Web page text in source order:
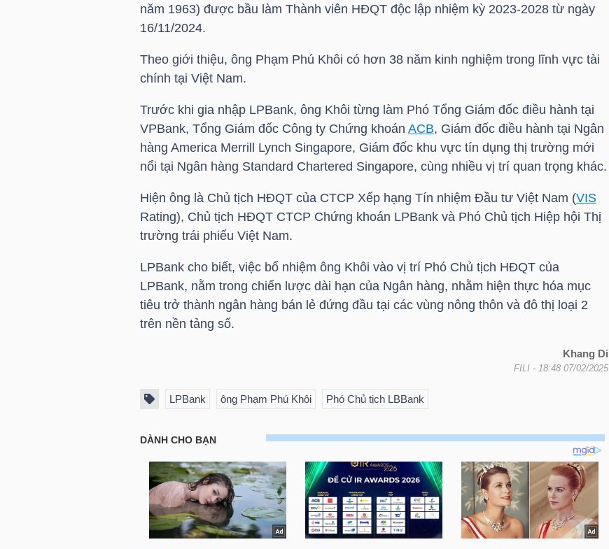
năm 1963) được bầu làm Thành viên HĐQT độc lập nhiệm kỳ 2023-2028 từ ngày
16/11/2024.
Theo giới thiệu, ông Phạm Phú Khôi có hơn 38 năm kinh nghiệm trong lĩnh vực tài
chính tại Việt Nam.
Trước khi gia nhập LPBank, ông Khôi từng làm Phó Tổng Giám đốc điều hành tại
VPBank, Tổng Giám đốc Công ty Chứng khoán ACB, Giám đốc điều hành tại Ngân
hàng America Merrill Lynch Singapore, Giám đốc khu vực tín dụng thị trường mới
nổi tại Ngân hàng Standard Chartered Singapore, cùng nhiều vị trí quan trọng khác.
Hiện ông là Chủ tịch HĐQT của CTCP Xếp hạng Tín nhiệm Đầu tư Việt Nam (VIS
Rating), Chủ tịch HĐQT CTCP Chứng khoán LPBank và Phó Chủ tịch Hiệp hội Thị
trường trái phiếu Việt Nam.
LPBank cho biết, việc bổ nhiệm ông Khôi vào vị trí Phó Chủ tịch HĐQT của
LPBank, nằm trong chiến lược dài hạn của Ngân hàng, nhằm hiện thực hóa mục
tiêu trở thành ngân hàng bán lẻ đứng đầu tại các vùng nông thôn và đô thị loại 2
trên nền tảng số.
Khang Di
FILI - 18:48 07/02/2025
LPBank ông Phạm Phú Khôi Phó Chủ tịch LBBank